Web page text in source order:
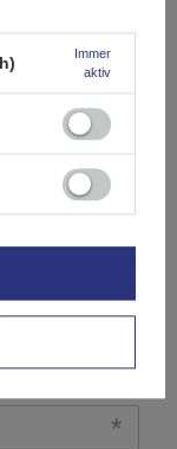
5/5
Immer
aktiv